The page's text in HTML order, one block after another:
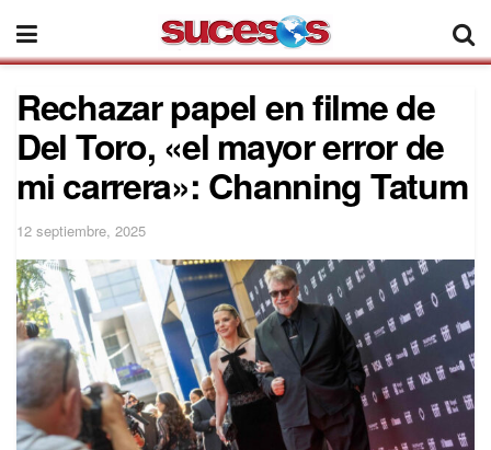
Rechazar papel en filme de
Del Toro, «el mayor error de
mi carrera»: Channing Tatum
12 septiembre, 2025